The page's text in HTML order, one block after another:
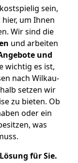
sein,
um Ihnen
Wir sind die
und arbeiten
und
wichtig es ist,
nach Wilkau-
setzen wir
zu bieten. Ob
oder ein
was
für Sie.